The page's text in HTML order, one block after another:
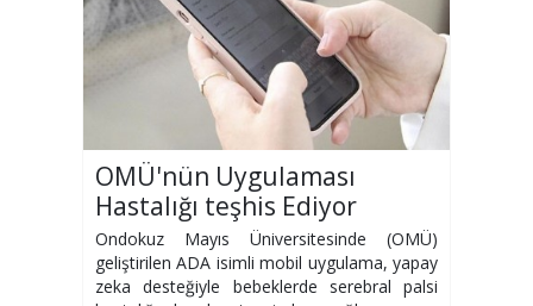
OMÜ'nün Uygulaması
Hastalığı teşhis Ediyor
Ondokuz Mayıs Üniversitesinde (OMÜ)
geliştirilen ADA isimli mobil uygulama, yapay
zeka desteğiyle bebeklerde serebral palsi